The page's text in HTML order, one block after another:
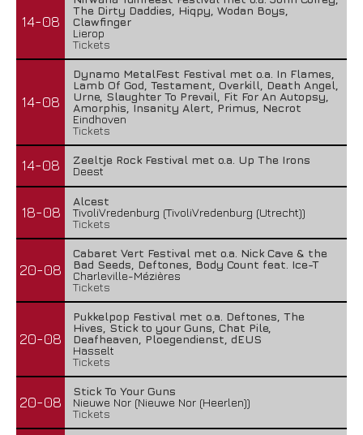
14-08
The Dirty Daddies, Hiqpy, Wodan Boys,
Clawfinger
Lierop
Tickets
14-08
Dynamo MetalFest Festival met o.a. In Flames,
Lamb Of God, Testament, Overkill, Death Angel,
Urne, Slaughter To Prevail, Fit For An Autopsy,
Amorphis, Insanity Alert, Primus, Necrot
Eindhoven
Tickets
14-08
Zeeltje Rock Festival met o.a. Up The Irons
Deest
18-08
Alcest
TivoliVredenburg (TivoliVredenburg (Utrecht))
Tickets
20-08
Cabaret Vert Festival met o.a. Nick Cave & the
Bad Seeds, Deftones, Body Count feat. Ice-T
Charleville-Mézières
Tickets
20-08
Pukkelpop Festival met o.a. Deftones, The
Hives, Stick to your Guns, Chat Pile,
Deafheaven, Ploegendienst, dEUS
Hasselt
Tickets
20-08
Stick To Your Guns
Nieuwe Nor (Nieuwe Nor (Heerlen))
Tickets